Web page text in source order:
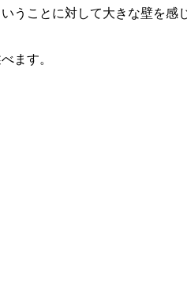
うことに対して大きな壁を感
ます。